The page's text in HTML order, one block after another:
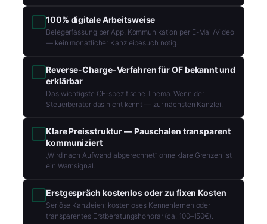
100% digitale Arbeitsweise
Belegerfassung per App, Kommunikation per E-Mail/Video
— kein monatlicher Kanzleibesuch nötig.
Reverse-Charge-Verfahren für OF bekannt und
erklärbar
Das wichtigste OF-spezifische Thema. Wenn der
Steuerberater das nicht kennt — zur nächsten Kanzlei.
Klare Preisstruktur — Pauschalen transparent
kommuniziert
„Wird nach Aufwand abgerechnet“ ohne klare Grenzen ist
ein Warnsignal.
Erstgespräch kostenlos oder zu fixen Kosten
Seriöse Kanzleien: kostenloses Kennenlernen oder
transparentes Erstberatungshonorar (ca. 100–150€).